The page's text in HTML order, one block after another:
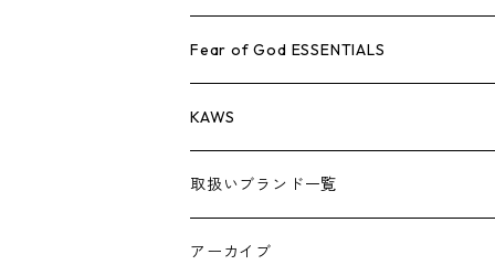
小物
コラボレーション
×THE NORTH FACE
×COMME des GARCONS
シーズンアイテム
26SS
BOX LOGOアイテム
シューズ
小物
バッグ
シューズ
小物
キャップ・ハット
バッグ
シューズ
小物
パンツ
キャップ・ハット
バッグ
シューズ
ジャケット
パンツ
キャップ
バッグ
シャツ
ジャケット
パンツ
キャップ・ハット
スウェット/ニット
シャツ
ジャケット
パンツ
AIR JORDAN 1
AIR JORDAN 3
アパレル・小物
Tシャツ
ロンTEE
スウェット/ニット
ジャケット
Fear of God ESSENTIALS
Tシャツ
ロンTEE
スウェット/ニット
KAWS
アパレル
小物
取扱いブランド一覧
A
アーカイブ